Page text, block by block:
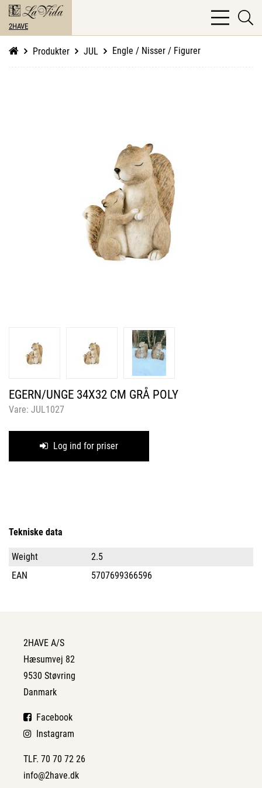
2HAVE
bars
light
Produkter JUL Engle / Nisser / Figurer
EGERN/UNGE 34X32 CM GRÅ POLY
Vare: JUL1027
Log ind for priser
Tekniske data
Weight
2.5
EAN
5707699366596
2HAVE A/S
Hæsumvej 82
9530 Støvring
Danmark
Facebook
Instagram
TLF. 70 70 72 26
info@2have.dk